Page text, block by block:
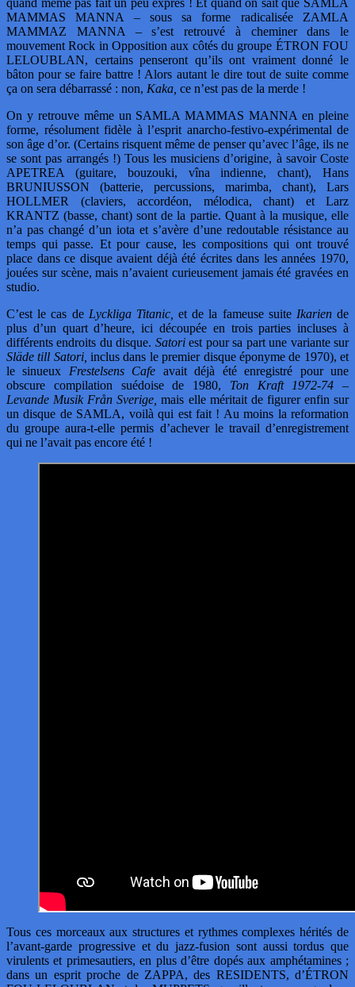
quand même pas fait un peu exprès ! Et quand on sait que SAMLA
MAMMAS MANNA – sous sa forme radicalisée ZAMLA
MAMMAZ MANNA – s’est retrouvé à cheminer dans le
mouvement Rock in Opposition aux côtés du groupe ÉTRON FOU
LELOUBLAN, certains penseront qu’ils ont vraiment donné le
bâton pour se faire battre ! Alors autant le dire tout de suite comme
ça on sera débarrassé : non, Kaka, ce n’est pas de la merde !
On y retrouve même un SAMLA MAMMAS MANNA en pleine
forme, résolument fidèle à l’esprit anarcho-festivo-expérimental de
son âge d’or. (Certains risquent même de penser qu’avec l’âge, ils ne
se sont pas arrangés !) Tous les musiciens d’origine, à savoir Coste
APETREA (guitare, bouzouki, vîna indienne, chant), Hans
BRUNIUSSON (batterie, percussions, marimba, chant), Lars
HOLLMER (claviers, accordéon, mélodica, chant) et Larz
KRANTZ (basse, chant) sont de la partie. Quant à la musique, elle
n’a pas changé d’un iota et s’avère d’une redoutable résistance au
temps qui passe. Et pour cause, les compositions qui ont trouvé
place dans ce disque avaient déjà été écrites dans les années 1970,
jouées sur scène, mais n’avaient curieusement jamais été gravées en
studio.
C’est le cas de Lyckliga Titanic, et de la fameuse suite Ikariende
plus d’un quart d’heure, ici découpée en trois parties incluses à
différents endroits du disque. Satoriest pour sa part une variante sur
Släde till Satori, inclus dans le premier disque éponyme de 1970), et
le sinueux Frestelsens Cafe avait déjà été enregistré pour une
obscure compilation suédoise de 1980, Ton Kraft 1972-74 –
Levande Musik Från Sverige, mais elle méritait de figurer enfin sur
un disque de SAMLA, voilà qui est fait ! Au moins la reformation
du groupe aura-t-elle permis d’achever le travail d’enregistrement
qui ne l’avait pas encore été !
Tous ces morceaux aux structures et rythmes complexes hérités de
l’avant-garde progressive et du jazz-fusion sont aussi tordus que
virulents et primesautiers, en plus d’être dopés aux amphétamines ;
dans un esprit proche de ZAPPA, des RESIDENTS, d’ÉTRON